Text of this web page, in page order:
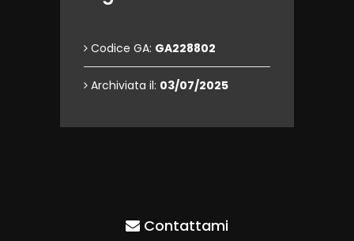
Codice GA: GA228802
Archiviata il: 03/07/2025
Contattami